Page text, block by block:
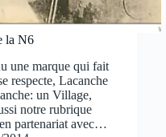
la N6
une marque qui fait
respecte, Lacanche
un Village,
notre rubrique
partenariat avec…